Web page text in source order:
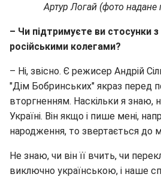
Артур Логай (фото
– Чи підтримуєте ви стосунки
російськими колегами?
– Ні, звісно. Є режисер Андрій
"Дім Бобринських" якраз перед
вторгненням. Наскільки я знаю,
Україні. Він якщо і пише мені,
народження, то звертається до
Не знаю, чи він її вчить, чи
виключно українською, і наше